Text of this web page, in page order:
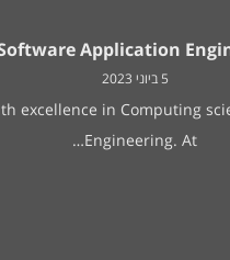
Application
5 ביוני 2023
excellence in Computing
Engineering. At…